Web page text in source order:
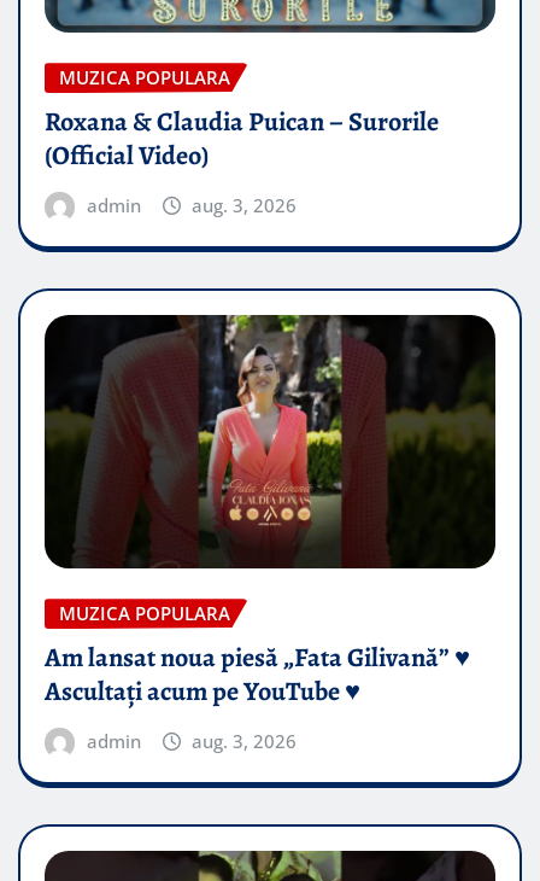
MUZICA POPULARA
Roxana & Claudia Puican – Surorile
(Official Video)
admin aug. 3, 2026
MUZICA POPULARA
Am lansat noua piesă „Fata Gilivană” ♥️
Ascultați acum pe YouTube ♥️
admin aug. 3, 2026